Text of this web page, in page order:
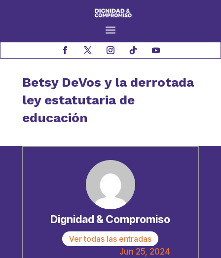
Betsy DeVos y la derrotada
ley estatutaria de
educación
Dignidad & Compromiso
Ver todas las entradas
Jun 25, 2024